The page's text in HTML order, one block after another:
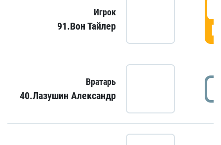
Игрок
91.Вон Тайлер
Вратарь
40.Лазушин Александр